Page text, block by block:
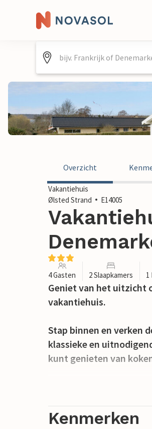
Overzicht
Vakantiehuis
Ølsted Strand
E14005
4 Gasten 2 Slaapkamers 1
Geniet van het uitzicht
vakantiehuis.
Stap binnen en verken
klassieke en
kunt genieten van
Terwijl jij van je koffie
Kenmerken